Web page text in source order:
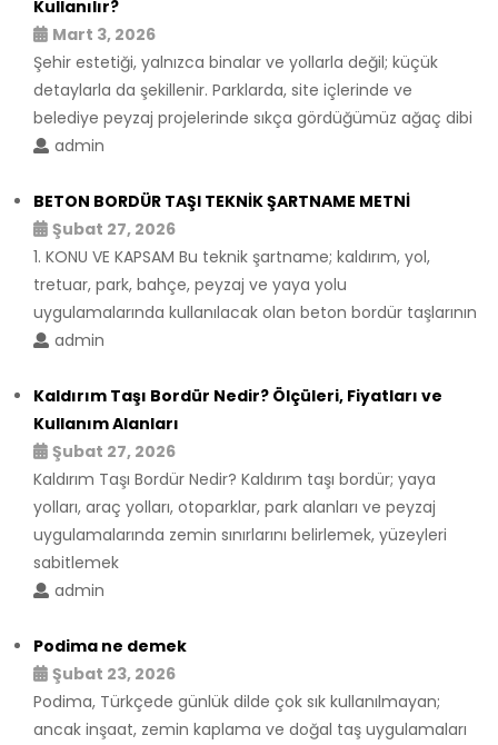
Kullanılır?
Mart 3, 2026
Şehir estetiği, yalnızca binalar ve yollarla değil; küçük
detaylarla da şekillenir. Parklarda, site içlerinde ve
belediye peyzaj projelerinde sıkça gördüğümüz ağaç dibi
admin
BETON BORDÜR TAŞI TEKNİK ŞARTNAME METNİ
Şubat 27, 2026
1. KONU VE KAPSAM Bu teknik şartname; kaldırım, yol,
tretuar, park, bahçe, peyzaj ve yaya yolu
uygulamalarında kullanılacak olan beton bordür taşlarının
admin
Kaldırım Taşı Bordür Nedir? Ölçüleri, Fiyatları ve
Kullanım Alanları
Şubat 27, 2026
Kaldırım Taşı Bordür Nedir? Kaldırım taşı bordür; yaya
yolları, araç yolları, otoparklar, park alanları ve peyzaj
uygulamalarında zemin sınırlarını belirlemek, yüzeyleri
sabitlemek
admin
Podima ne demek
Şubat 23, 2026
Podima, Türkçede günlük dilde çok sık kullanılmayan;
ancak inşaat, zemin kaplama ve doğal taş uygulamaları